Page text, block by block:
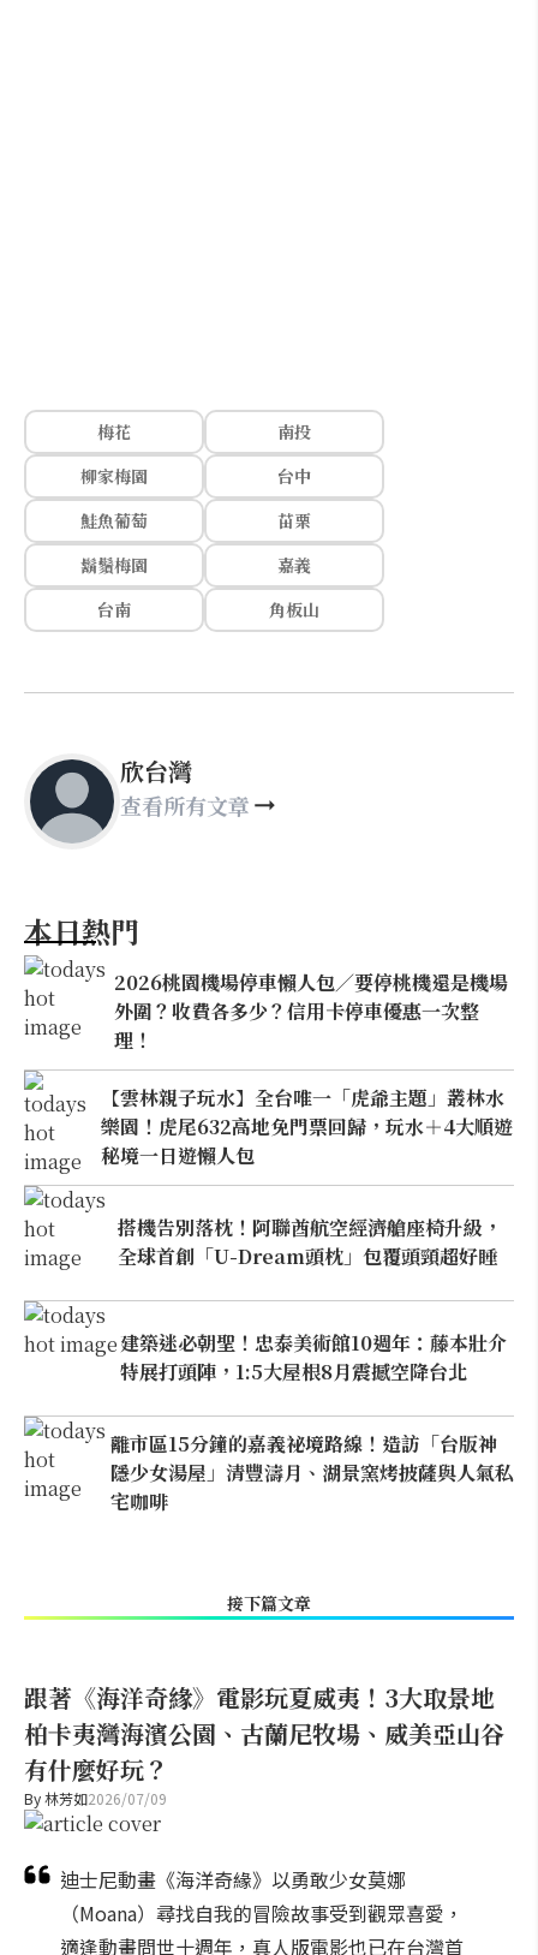
梅花
南投
柳家梅園
台中
鮭魚葡萄
苗栗
鬍鬚梅園
嘉義
台南
角板山
欣台灣
查看所有文章
本日熱門
2026桃園機場停車懶人包／要停桃機還是機場
外圍？收費各多少？信用卡停車優惠一次整
理！
【雲林親子玩水】全台唯一「虎爺主題」叢林水
樂園！虎尾632高地免門票回歸，玩水＋4大順遊
秘境一日遊懶人包
搭機告別落枕！阿聯酋航空經濟艙座椅升級，
全球首創「U-Dream頭枕」包覆頭頸超好睡
建築迷必朝聖！忠泰美術館10週年：藤本壯介
特展打頭陣，1:5大屋根8月震撼空降台北
離市區15分鐘的嘉義祕境路線！造訪「台版神
隱少女湯屋」清豐濤月、湖景窯烤披薩與人氣私
宅咖啡
接下篇文章
跟著《海洋奇緣》電影玩夏威夷！3大取景地
柏卡夷灣海濱公園、古蘭尼牧場、威美亞山谷
有什麼好玩？
By林芳如2026/07/09
迪士尼動畫《海洋奇緣》以勇敢少女莫娜
（Moana）尋找自我的冒險故事受到觀眾喜愛，
適逢動畫問世十週年，真人版電影也已在台灣首